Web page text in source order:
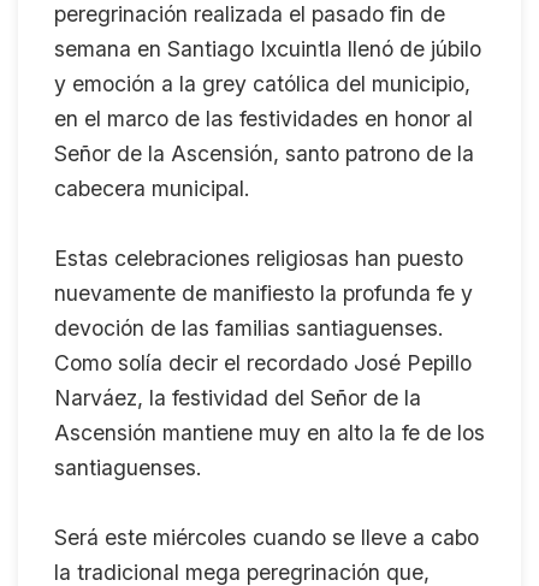
peregrinación realizada el pasado fin de
semana en Santiago Ixcuintla llenó de júbilo
y emoción a la grey católica del municipio,
en el marco de las festividades en honor al
Señor de la Ascensión, santo patrono de la
cabecera municipal.
Estas celebraciones religiosas han puesto
nuevamente de manifiesto la profunda fe y
devoción de las familias santiaguenses.
Como solía decir el recordado José Pepillo
Narváez, la festividad del Señor de la
Ascensión mantiene muy en alto la fe de los
santiaguenses.
Será este miércoles cuando se lleve a cabo
la tradicional mega peregrinación que,